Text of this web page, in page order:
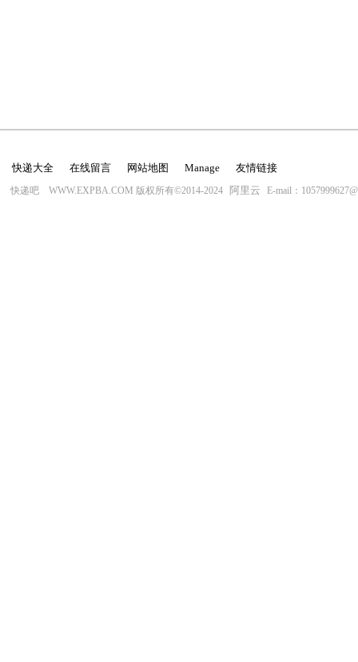
快递大全 在线留言 网站地图 Manage 友情链接
快递吧 WWW.EXPBA.COM 版权所有©2014-2024 阿里云 E-mail：